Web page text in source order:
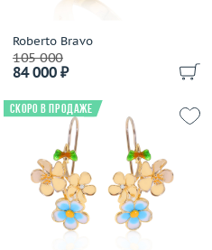
Imma S.R.L
Jacob&Co
Jaeger LeCoultre
Jewellery Theatre
John Hardy
Jovane
Judith Ripka
Julia Lifits
Roberto Bravo
105 000
84 000 ₽
Скоро в продаже